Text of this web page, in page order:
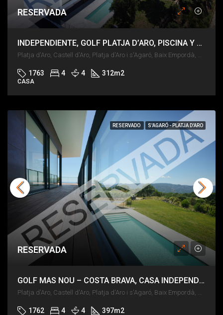
RESERVADA
INDEPENDIENTE, GOLF PLATJA D’ARO, PISCINA Y GRAN JARDÍN
1763 4 4 312m2
CASA
RESERVADO S'AGARÓ - PLATJA D'ARO
RESERVADA
GOLF MAS NOU – COSTA BRAVA, CASA INDEPENDIENTE DE DISEÑO
Platja d'Aro, Castell d'Aro, Platja d'Aro i s'Agaró, Baix Empordà, Girona, Catalunya, 17248, España
1762 4 4 397m2